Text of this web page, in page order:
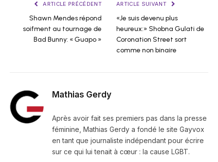
ARTICLE PRÉCÉDENT
Shawn Mendes répond
soifment au tournage de
Bad Bunny: « Guapo »
ARTICLE SUIVANT
«Je suis devenu plus
heureux:» Shobna Gulati de
Coronation Street sort
comme non binaire
Mathias Gerdy
Après avoir fait ses premiers pas dans la presse
féminine, Mathias Gerdy a fondé le site Gayvox
en tant que journaliste indépendant pour écrire
sur ce qui lui tenait à cœur : la cause LGBT.